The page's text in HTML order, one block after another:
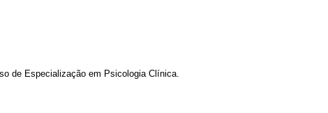
de Especialização em Psicologia Clínica.